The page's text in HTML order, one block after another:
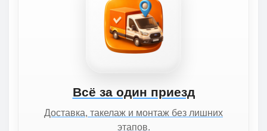
Всё за один приезд
Доставка, такелаж и монтаж без лишних
этапов.